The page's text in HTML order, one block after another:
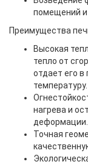
помещений и
Преимущества
Высокая
тепло от
отдает его
температуру.
нагрева и
деформации.
Точная